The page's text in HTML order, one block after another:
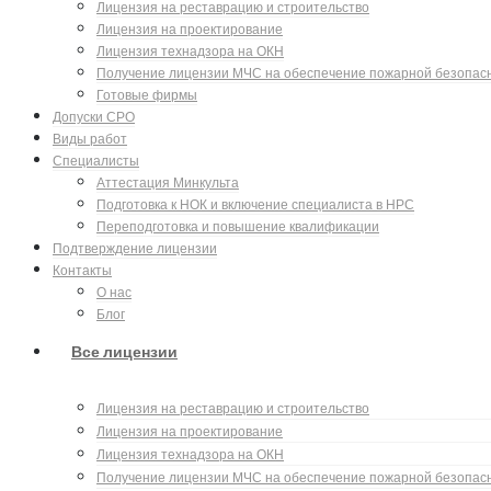
Лицензия на реставрацию и строительство
Лицензия на проектирование
Лицензия технадзора на ОКН
Получение лицензии МЧС на обеспечение пожарной
Готовые фирмы
Допуски СРО
Виды работ
Специалисты
Аттестация Минкульта
Подготовка к НОК и включение специалиста в НРС
Переподготовка и повышение квалификации
Подтверждение лицензии
Контакты
О нас
Блог
Все лицензии
Лицензия на реставрацию и строительство
Лицензия на проектирование
Лицензия технадзора на ОКН
Получение лицензии МЧС на обеспечение пожарной